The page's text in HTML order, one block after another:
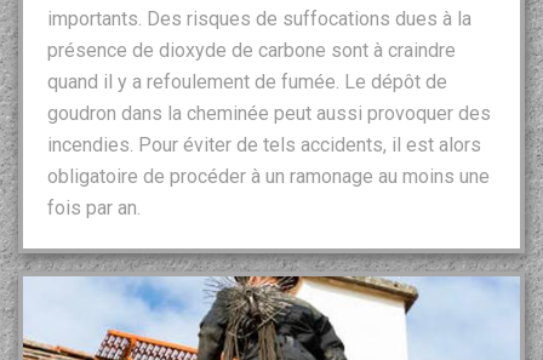
importants. Des risques de suffocations dues à la
présence de dioxyde de carbone sont à craindre
quand il y a refoulement de fumée. Le dépôt de
goudron dans la cheminée peut aussi provoquer des
incendies. Pour éviter de tels accidents, il est alors
obligatoire de procéder à un ramonage au moins une
fois par an.